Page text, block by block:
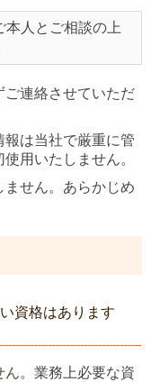
本人とご相談の上
連絡させていただ
は当社で厳重に管
用いたしません。
せん。あらかじめ
資格はあります
。業務上必要な資